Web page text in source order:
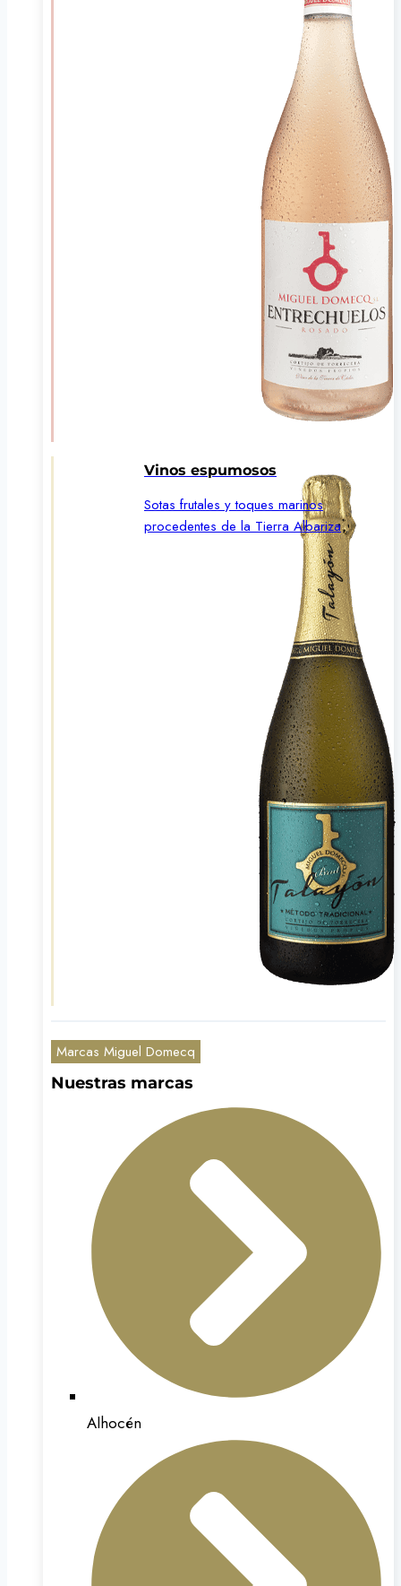
Vinos espumosos
Sotas frutales y toques marinos
procedentes de la Tierra Albariza
Marcas Miguel Domecq
Nuestras marcas
Alhocén